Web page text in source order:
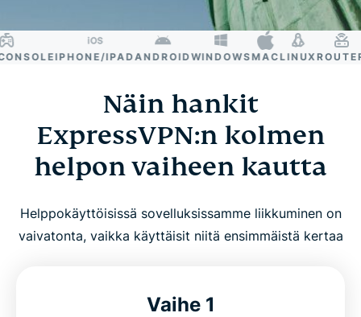
IPHONE/IPADANDROIDWINDOWSMACLINUXROUTER
Näin hankit
ExpressVPN:n kolmen
helpon vaiheen kautta
Helppokäyttöisissä sovelluksissamme liikkuminen on
vaivatonta, vaikka käyttäisit niitä ensimmäistä kertaa
Vaihe 1